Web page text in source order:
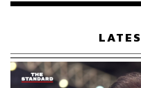
ข้อเสนอดังกล่าวฟังดูน่าส
คนเก่งยอมที่จะเดินทางไป
แล้ว ก่อนที่จะยอมรับข้อเส